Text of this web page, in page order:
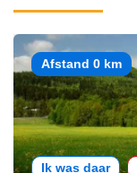
Afstand 0 km
Ik was daar